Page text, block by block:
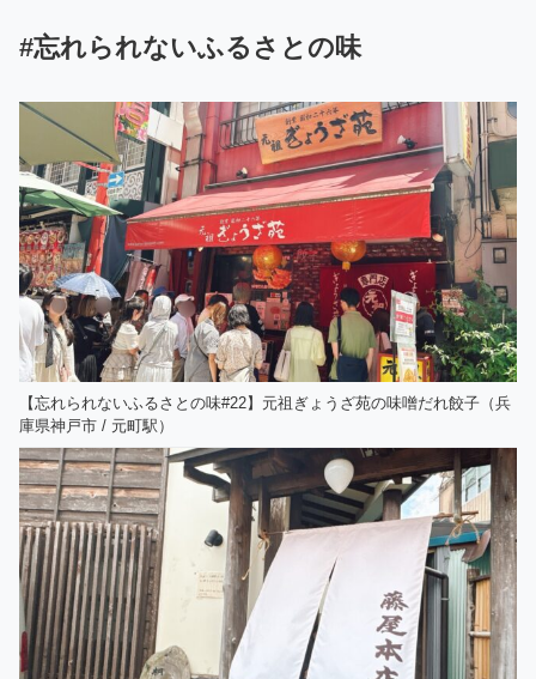
#忘れられないふるさとの味
【忘れられないふるさとの味#22】元祖ぎょうざ苑の味噌だれ餃子（兵
庫県神戸市 / 元町駅）